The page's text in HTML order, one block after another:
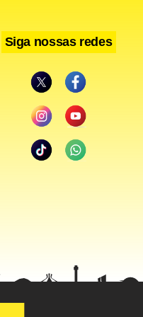
quando o dono do
Siga nossas redes